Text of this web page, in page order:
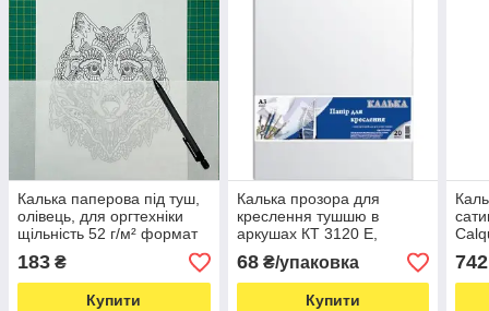
Калька паперова під туш,
олівець, для оргтехніки
щільність 52 г/м² формат
А3, 20 аркушів (5852)
183 ₴
Купити
Калька прозора для
креслення тушшю в
аркушах КТ 3120 Е,
формат А3 щільність 40 г/
м2 упаковка 20 аркушів
(7228)
68₴/упаковка
Купити
100
742